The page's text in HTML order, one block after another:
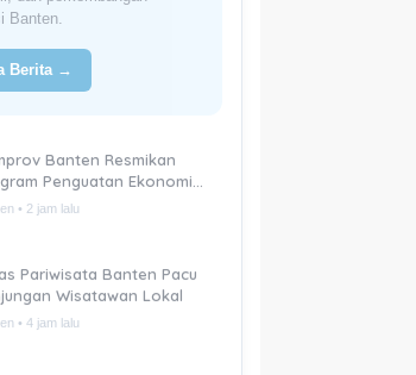
Banten.
Berita →
Banten Resmikan
Penguatan Ekonomi
• 2 jam lalu
Pariwisata Banten Pacu
Wisatawan Lokal
• 4 jam lalu